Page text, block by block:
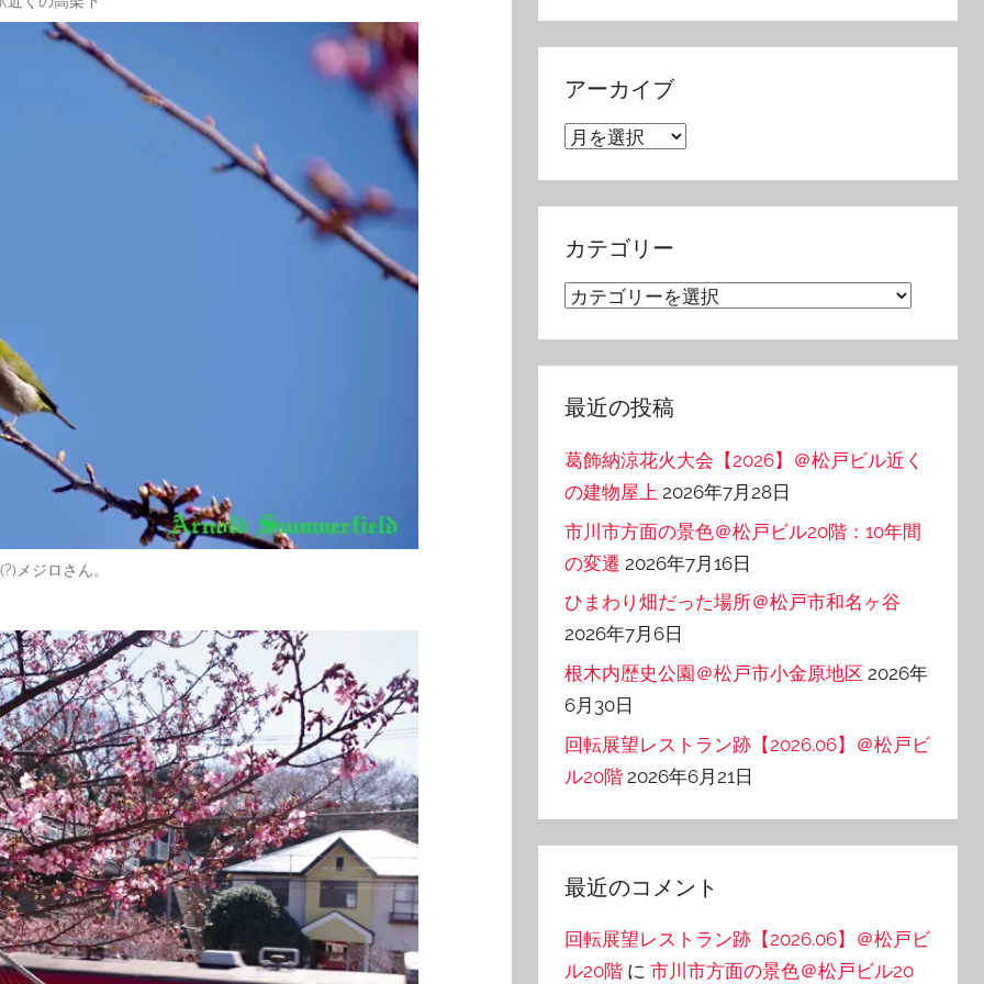
メジロさん。
アーカイブ
ア
ブ
カテゴリー
カ
ー
最近の投稿
葛飾納涼花火大会【2026】＠松戸ビル近く
の建物屋上 2026年7月28日
市川市方面の景色＠松戸ビル20階：10年間
の変遷 2026年7月16日
ひまわり畑だった場所＠松戸市和名ヶ谷
2026年7月6日
根木内歴史公園＠松戸市小金原地区 2026年
6月30日
回転展望レストラン跡【2026.06】＠松戸ビ
ル20階 2026年6月21日
最近のコメント
回転展望レストラン跡【2026.06】＠松戸ビ
ル20階 に市川市方面の景色＠松戸ビル20